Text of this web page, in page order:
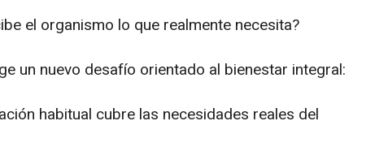
el organismo lo que realmente necesita?
un nuevo desafío orientado al bienestar integral:
habitual cubre las necesidades reales del